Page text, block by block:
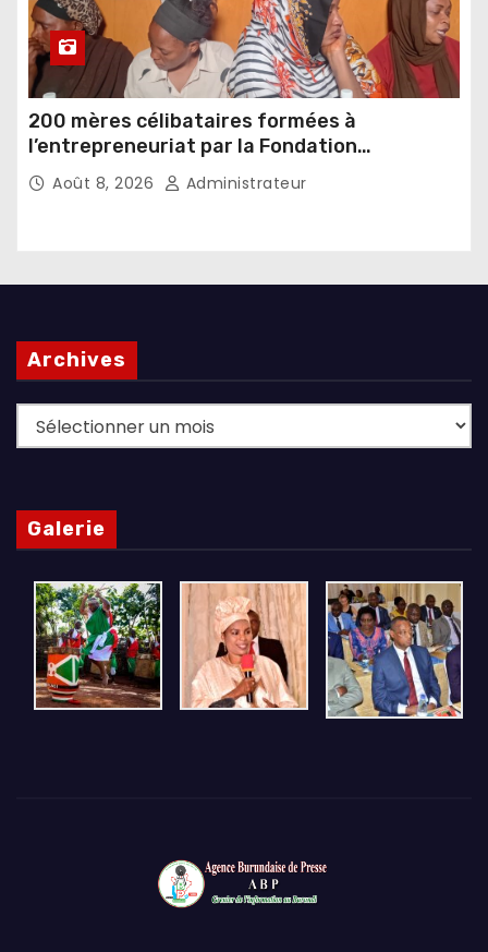
200 mères célibataires formées à
l’entrepreneuriat par la Fondation
Umugiraneza et l’OPDD
Août 8, 2026 Administrateur
Archives
Archives
Galerie